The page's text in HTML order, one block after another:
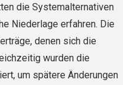
die Systemalternativen
Niederlage erfahren. Die
denen sich die
wurden die
um spätere Änderungen